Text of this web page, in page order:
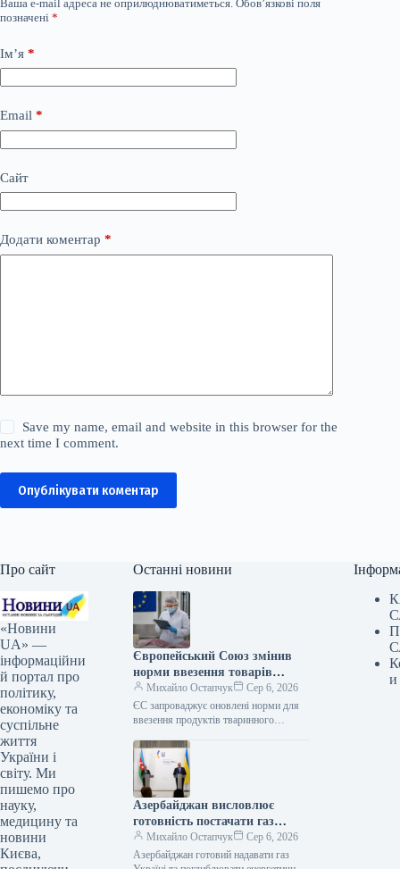
Ваша e-mail адреса не оприлюднюватиметься. Обов’язкові поля
позначені *
Ім’я *
Email *
Сайт
Додати коментар *
Save my name, email and website in this browser for the
next time I comment.
Опублікувати коментар
Про сайт
«Новини
UA» —
інформаційни
й портал про
політику,
економіку та
суспільне
життя
України і
світу. Ми
пишемо про
науку,
медицину та
новини
Києва,
Останні новини
Європейський Союз змінив
норми ввезення товарів
тваринного походження
Михайло Остапчук
Сер 6, 2026
ЄС запроваджує оновлені норми для
ввезення продуктів тваринного
Укрінформ Європейська спільнота
вносить корективи до правил імпорту
продукції…
Азербайджан висловлює
готовність постачати газ
Україні та розширювати
співпрацю в енергетичному
Михайло Остапчук
Сер 6, 2026
Азербайджан готовий надавати газ
и